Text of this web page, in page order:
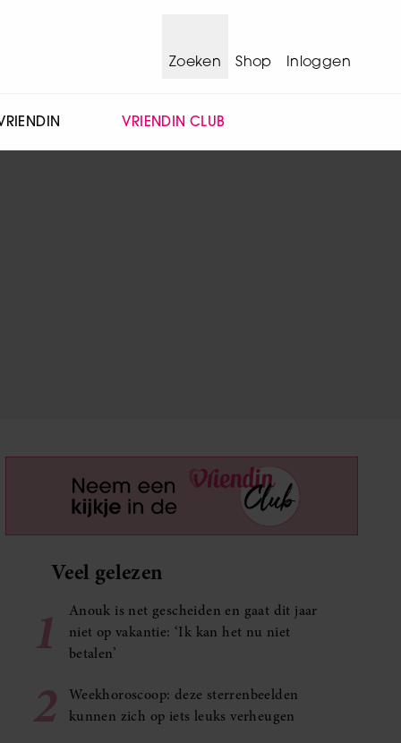
Zoeken Shop Inloggen
VRIENDIN CLUB
Veel gelezen
1
Anouk is net gescheiden en gaat dit jaar
niet op vakantie: ‘Ik kan het nu niet
betalen’
2
Weekhoroscoop: deze sterrenbeelden
kunnen zich op iets leuks verheugen